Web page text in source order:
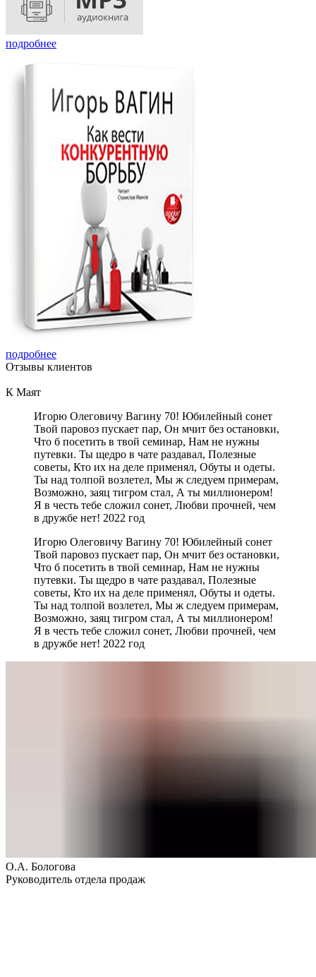
подробнее
подробнее
Отзывы клиентов
К Маят
Игорю Олеговичу Вагину 70! Юбилейный сонет
Твой паровоз пускает пар, Он мчит без остановки,
Что б посетить в твой семинар, Нам не нужны
путевки. Ты щедро в чате раздавал, Полезные
советы, Кто их на деле применял, Обуты и одеты.
Ты над толпой возлетел, Мы ж следуем примерам,
Возможно, заяц тигром стал, А ты миллионером!
Я в честь тебе сложил сонет, Любви прочней, чем
в дружбе нет! 2022 год
Игорю Олеговичу Вагину 70! Юбилейный сонет
Твой паровоз пускает пар, Он мчит без остановки,
Что б посетить в твой семинар, Нам не нужны
путевки. Ты щедро в чате раздавал, Полезные
советы, Кто их на деле применял, Обуты и одеты.
Ты над толпой возлетел, Мы ж следуем примерам,
Возможно, заяц тигром стал, А ты миллионером!
Я в честь тебе сложил сонет, Любви прочней, чем
в дружбе нет! 2022 год
О.А. Бологова
Руководитель отдела продаж